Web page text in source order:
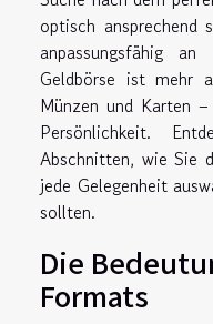
optisch ansprechend
anpassungsfähig an
Geldbörse ist mehr
Münzen und Karten
Persönlichkeit.
Abschnitten, wie Sie
jede Gelegenheit
sollten.
Die
Formats